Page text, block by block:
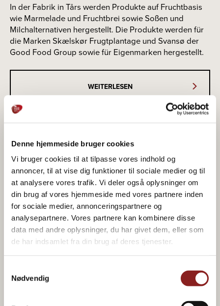
Denne hjemmeside bruger cookies
Vi bruger cookies til at tilpasse vores indhold og
annoncer, til at vise dig funktioner til sociale medier og til
at analysere vores trafik. Vi deler også oplysninger om
din brug af vores hjemmeside med vores partnere inden
for sociale medier, annonceringspartnere og
analysepartnere. Vores partnere kan kombinere disse
data med andre oplysninger, du har givet dem, eller som
de har indsamlet fra din brug af deres tjenester.
Nødvendig
In der Fabrik in Tårs werden Produkte auf Fruchtbasis
wie Marmelade und Fruchtbrei sowie Soßen und
Milchalternativen hergestellt. Die Produkte werden für
die Marken Skælskør Frugtplantage und Svansø der
Good Food Group sowie für Eigenmarken hergestellt.
WEITERLESEN
Das Werk der Good Food Group in Hadsten importiert
ökologischen und konventionellen Trockenfrüchten,